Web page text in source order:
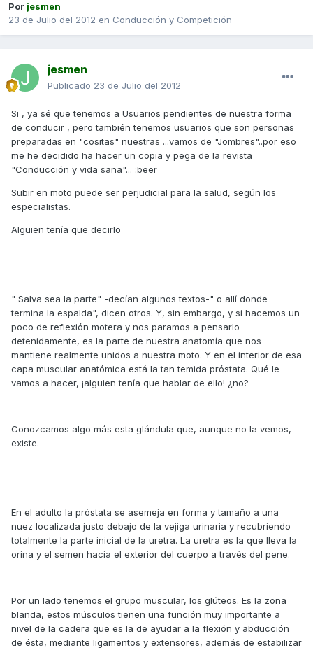
Por jesmen
23 de Julio del 2012 en Conducción y Competición
jesmen
Publicado 23 de Julio del 2012
Si , ya sé que tenemos a Usuarios pendientes de nuestra forma
de conducir , pero también tenemos usuarios que son personas
preparadas en "cositas" nuestras ...vamos de "Jombres"..por eso
me he decidido ha hacer un copia y pega de la revista
"Conducción y vida sana"... :beer
Subir en moto puede ser perjudicial para la salud, según los
especialistas.
Alguien tenía que decirlo
" Salva sea la parte" -decían algunos textos-" o allí donde
termina la espalda", dicen otros. Y, sin embargo, y si hacemos un
poco de reflexión motera y nos paramos a pensarlo
detenidamente, es la parte de nuestra anatomía que nos
mantiene realmente unidos a nuestra moto. Y en el interior de esa
capa muscular anatómica está la tan temida próstata. Qué le
vamos a hacer, ¡alguien tenía que hablar de ello! ¿no?
Conozcamos algo más esta glándula que, aunque no la vemos,
existe.
En el adulto la próstata se asemeja en forma y tamaño a una
nuez localizada justo debajo de la vejiga urinaria y recubriendo
totalmente la parte inicial de la uretra. La uretra es la que lleva la
orina y el semen hacia el exterior del cuerpo a través del pene.
Por un lado tenemos el grupo muscular, los glúteos. Es la zona
blanda, estos músculos tienen una función muy importante a
nivel de la cadera que es la de ayudar a la flexión y abducción
de ésta, mediante ligamentos y extensores, además de estabilizar